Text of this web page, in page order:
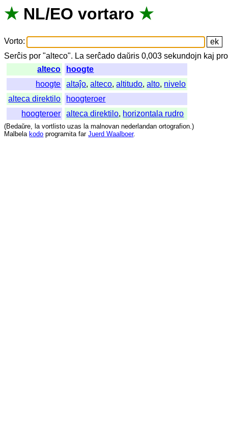
★ NL/EO vortaro ★
Vorto:
Serĉis por "alteco". La serĉado daŭris 0,003sekundojn kaj
alteco
hoogte
hoogte
altaĵo,alteco,altitudo,alto, nivelo
alteca direktilo
hoogteroer
hoogteroer
alteca direktilo, horizontala rudro
(Bedaŭre, la vortlisto uzas la malnovan nederlandan ortografion.)
Malbela kodo programita far Juerd Waalboer.